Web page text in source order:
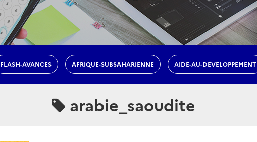
FLASH-AVANCES AFRIQUE-SUBSAHARIENNE AIDE-AU-DEVELOPPEMENT
arabie_saoudite